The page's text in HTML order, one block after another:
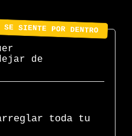
SIENTE POR DENTRO
de
toda tu